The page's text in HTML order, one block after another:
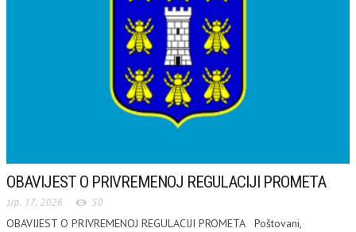
OBAVIJEST O PRIVREMENOJ REGULACIJI PROMETA
srp. 17, 2026 50
OBAVIJEST O PRIVREMENOJ REGULACIJI PROMETA Poštovani,